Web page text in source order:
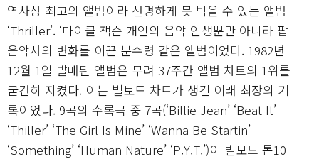
역사상 최고의 앨범이라 선명하게 못 박을 수 있는 앨범
‘Thriller’. ‘마이클 잭슨 개인의 음악 인생뿐만 아니라 팝
음악사의 변화를 이끈 분수령 같은 앨범이었다. 1982년
12월 1일 발매된 앨범은 무려 37주간 앨범 차트의 1위를
굳건히 지켰다. 이는 빌보드 차트가 생긴 이래 최장의 기
록이었다. 9곡의 수록곡 중 7곡(‘Billie Jean’ ‘Beat It’
‘Thiller’ ‘The Girl Is Mine’ ‘Wanna Be Startin’
‘Something’ ‘Human Nature’ ‘P.Y.T.’)이 빌보드 톱10